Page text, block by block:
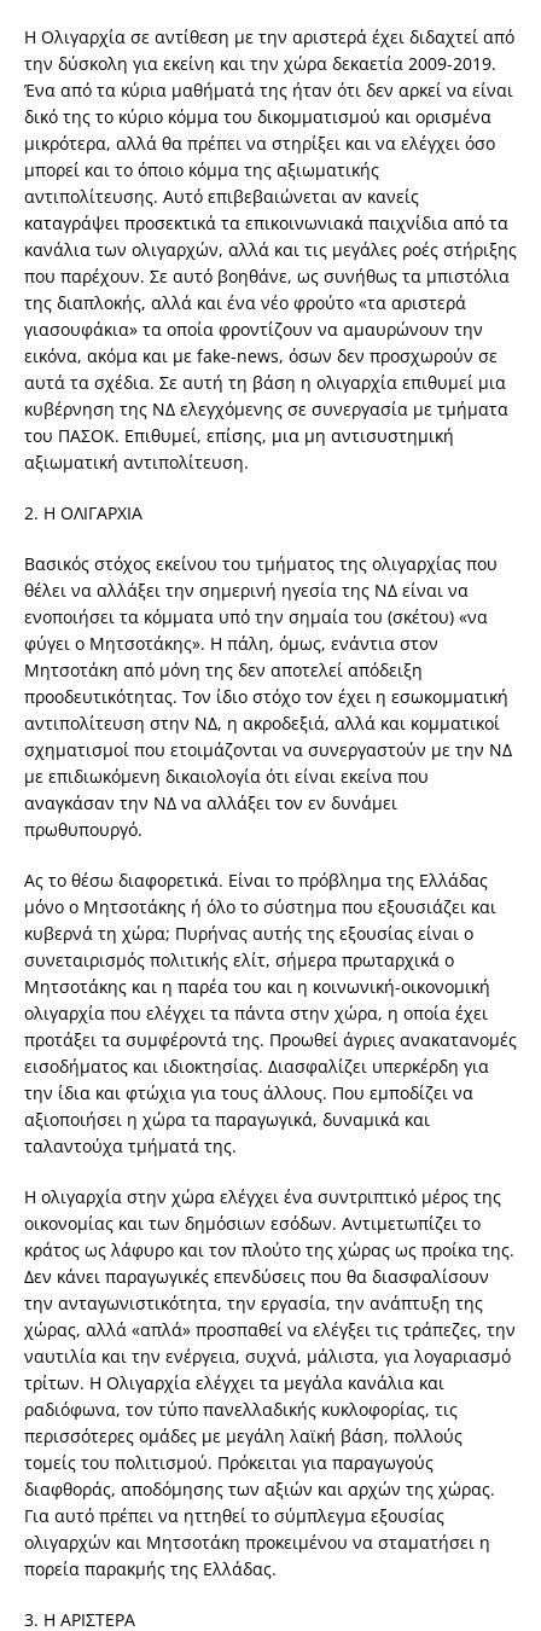
Η Ολιγαρχία σε αντίθεση με την αριστερά έχει διδαχτεί από
την δύσκολη για εκείνη και την χώρα δεκαετία 2009-2019.
Ένα από τα κύρια μαθήματά της ήταν ότι δεν αρκεί να είναι
δικό της το κύριο κόμμα του δικομματισμού και ορισμένα
μικρότερα, αλλά θα πρέπει να στηρίξει και να ελέγχει όσο
μπορεί και το όποιο κόμμα της αξιωματικής
αντιπολίτευσης. Αυτό επιβεβαιώνεται αν κανείς
καταγράψει προσεκτικά τα επικοινωνιακά παιχνίδια από τα
κανάλια των ολιγαρχών, αλλά και τις μεγάλες ροές στήριξης
που παρέχουν. Σε αυτό βοηθάνε, ως συνήθως τα μπιστόλια
της διαπλοκής, αλλά και ένα νέο φρούτο «τα αριστερά
γιασουφάκια» τα οποία φροντίζουν να αμαυρώνουν την
εικόνα, ακόμα και με fake-news, όσων δεν προσχωρούν σε
αυτά τα σχέδια. Σε αυτή τη βάση η ολιγαρχία επιθυμεί μια
κυβέρνηση της ΝΔ ελεγχόμενης σε συνεργασία με τμήματα
του ΠΑΣΟΚ. Επιθυμεί, επίσης, μια μη αντισυστημική
αξιωματική αντιπολίτευση.
2. Η ΟΛΙΓΑΡΧΙΑ
Βασικός στόχος εκείνου του τμήματος της ολιγαρχίας που
θέλει να αλλάξει την σημερινή ηγεσία της ΝΔ είναι να
ενοποιήσει τα κόμματα υπό την σημαία του (σκέτου) «να
φύγει ο Μητσοτάκης». Η πάλη, όμως, ενάντια στον
Μητσοτάκη από μόνη της δεν αποτελεί απόδειξη
προοδευτικότητας. Τον ίδιο στόχο τον έχει η εσωκομματική
αντιπολίτευση στην ΝΔ, η ακροδεξιά, αλλά και κομματικοί
σχηματισμοί που ετοιμάζονται να συνεργαστούν με την ΝΔ
με επιδιωκόμενη δικαιολογία ότι είναι εκείνα που
αναγκάσαν την ΝΔ να αλλάξει τον εν δυνάμει
πρωθυπουργό.
Ας το θέσω διαφορετικά. Είναι το πρόβλημα της Ελλάδας
μόνο ο Μητσοτάκης ή όλο το σύστημα που εξουσιάζει και
κυβερνά τη χώρα; Πυρήνας αυτής της εξουσίας είναι ο
συνεταιρισμός πολιτικής ελίτ, σήμερα πρωταρχικά ο
Μητσοτάκης και η παρέα του και η κοινωνική-οικονομική
ολιγαρχία που ελέγχει τα πάντα στην χώρα, η οποία έχει
προτάξει τα συμφέροντά της. Προωθεί άγριες ανακατανομές
εισοδήματος και ιδιοκτησίας. Διασφαλίζει υπερκέρδη για
την ίδια και φτώχια για τους άλλους. Που εμποδίζει να
αξιοποιήσει η χώρα τα παραγωγικά, δυναμικά και
ταλαντούχα τμήματά της.
Η ολιγαρχία στην χώρα ελέγχει ένα συντριπτικό μέρος της
οικονομίας και των δημόσιων εσόδων. Αντιμετωπίζει το
κράτος ως λάφυρο και τον πλούτο της χώρας ως προίκα της.
Δεν κάνει παραγωγικές επενδύσεις που θα διασφαλίσουν
την ανταγωνιστικότητα, την εργασία, την ανάπτυξη της
χώρας, αλλά «απλά» προσπαθεί να ελέγξει τις τράπεζες, την
ναυτιλία και την ενέργεια, συχνά, μάλιστα, για λογαριασμό
τρίτων. Η Ολιγαρχία ελέγχει τα μεγάλα κανάλια και
ραδιόφωνα, τον τύπο πανελλαδικής κυκλοφορίας, τις
περισσότερες ομάδες με μεγάλη λαϊκή βάση, πολλούς
τομείς του πολιτισμού. Πρόκειται για παραγωγούς
διαφθοράς, αποδόμησης των αξιών και αρχών της χώρας.
Για αυτό πρέπει να ηττηθεί το σύμπλεγμα εξουσίας
ολιγαρχών και Μητσοτάκη προκειμένου να σταματήσει η
πορεία παρακμής της Ελλάδας.
3. Η ΑΡΙΣΤΕΡΑ